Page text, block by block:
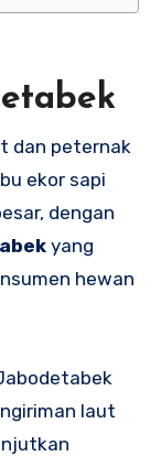
dan peternak
ekor sapi
dengan
yang
hewan
laut